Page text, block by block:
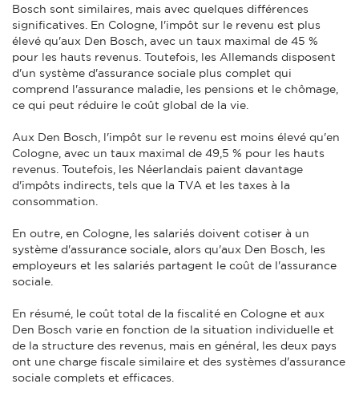
Bosch sont similaires, mais avec quelques différences
significatives. En Cologne, l'impôt sur le revenu est plus
élevé qu'aux Den Bosch, avec un taux maximal de 45 %
pour les hauts revenus. Toutefois, les Allemands disposent
d'un système d'assurance sociale plus complet qui
comprend l'assurance maladie, les pensions et le chômage,
ce qui peut réduire le coût global de la vie.
Aux Den Bosch, l'impôt sur le revenu est moins élevé qu'en
Cologne, avec un taux maximal de 49,5 % pour les hauts
revenus. Toutefois, les Néerlandais paient davantage
d'impôts indirects, tels que la TVA et les taxes à la
consommation.
En outre, en Cologne, les salariés doivent cotiser à un
système d'assurance sociale, alors qu'aux Den Bosch, les
employeurs et les salariés partagent le coût de l'assurance
sociale.
En résumé, le coût total de la fiscalité en Cologne et aux
Den Bosch varie en fonction de la situation individuelle et
de la structure des revenus, mais en général, les deux pays
ont une charge fiscale similaire et des systèmes d'assurance
sociale complets et efficaces.